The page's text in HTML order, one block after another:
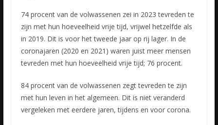
74 procent van de volwassenen zei in 2023 tevreden te
zijn met hun hoeveelheid vrije tijd, vrijwel hetzelfde als
in 2019. Dit is voor het tweede jaar op rij lager. In de
coronajaren (2020 en 2021) waren juist meer mensen
tevreden met hun hoeveelheid vrije tijd; 76 procent.
84 procent van de volwassenen zegt tevreden te zijn
met hun leven in het algemeen. Dit is niet veranderd
vergeleken met eerdere jaren, tijdens en voor corona.